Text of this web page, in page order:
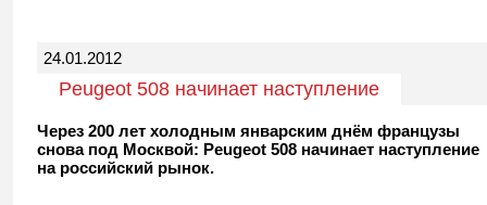
24.01.2012
Peugeot 508 начинает наступление
Через 200 лет холодным январским днём французы
снова под Москвой: Peugeot 508 начинает наступление
на российский рынок.